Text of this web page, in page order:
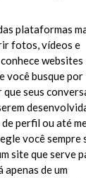
plataformas
fotos, vídeos e
websites
você busque por
seus
perfil ou até
você sempre
site que serve
de um